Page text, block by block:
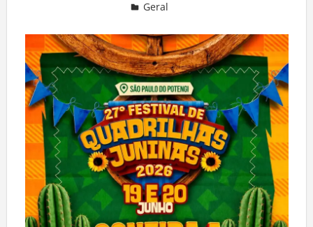
Geral